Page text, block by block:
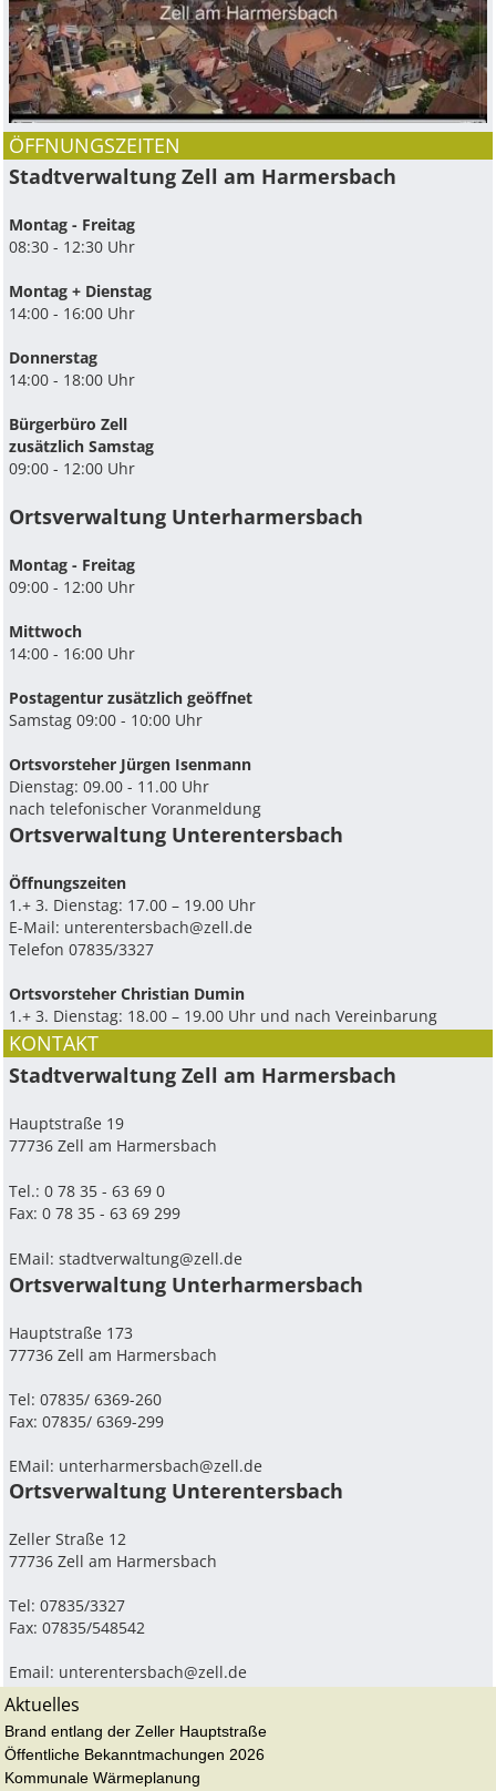
ÖFFNUNGSZEITEN
Stadtverwaltung Zell am Harmersbach
Montag - Freitag
08:30 - 12:30 Uhr
Montag + Dienstag
14:00 - 16:00 Uhr
Donnerstag
14:00 - 18:00 Uhr
Bürgerbüro Zell
zusätzlich Samstag
09:00 - 12:00 Uhr
Ortsverwaltung Unterharmersbach
Montag - Freitag
09:00 - 12:00 Uhr
Mittwoch
14:00 - 16:00 Uhr
Postagentur zusätzlich geöffnet
Samstag 09:00 - 10:00 Uhr
Ortsvorsteher Jürgen Isenmann
Dienstag: 09.00 - 11.00 Uhr
nach telefonischer Voranmeldung
Ortsverwaltung Unterentersbach
Ö­ffnungszeiten
1.+ 3. Dienstag: 17.00 – 19.00 Uhr
E-Mail: unterentersbach@zell.de
Telefon 07835/3327
Ortsvorsteher Christian Dumin
1.+ 3. Dienstag: 18.00 – 19.00 Uhr und nach Vereinbarung
KONTAKT
Stadtverwaltung Zell am Harmersbach
Hauptstraße 19
77736 Zell am Harmersbach
Tel.: 0 78 35 - 63 69 0
Fax: 0 78 35 - 63 69 299
EMail:stadtverwaltung@zell.de
Ortsverwaltung Unterharmersbach
Hauptstraße 173
77736 Zell am Harmersbach
Tel: 07835/ 6369-260
Fax: 07835/ 6369-299
EMail: unterharmersbach@zell.de
Ortsverwaltung Unterentersbach
Zeller Straße 12
77736 Zell am Harmersbach
Tel: 07835/3327
Fax: 07835/548542
Email: unterentersbach@zell.de
Aktuelles
Brand entlang der Zeller Hauptstraße
Öffentliche Bekanntmachungen 2026
Kommunale Wärmeplanung